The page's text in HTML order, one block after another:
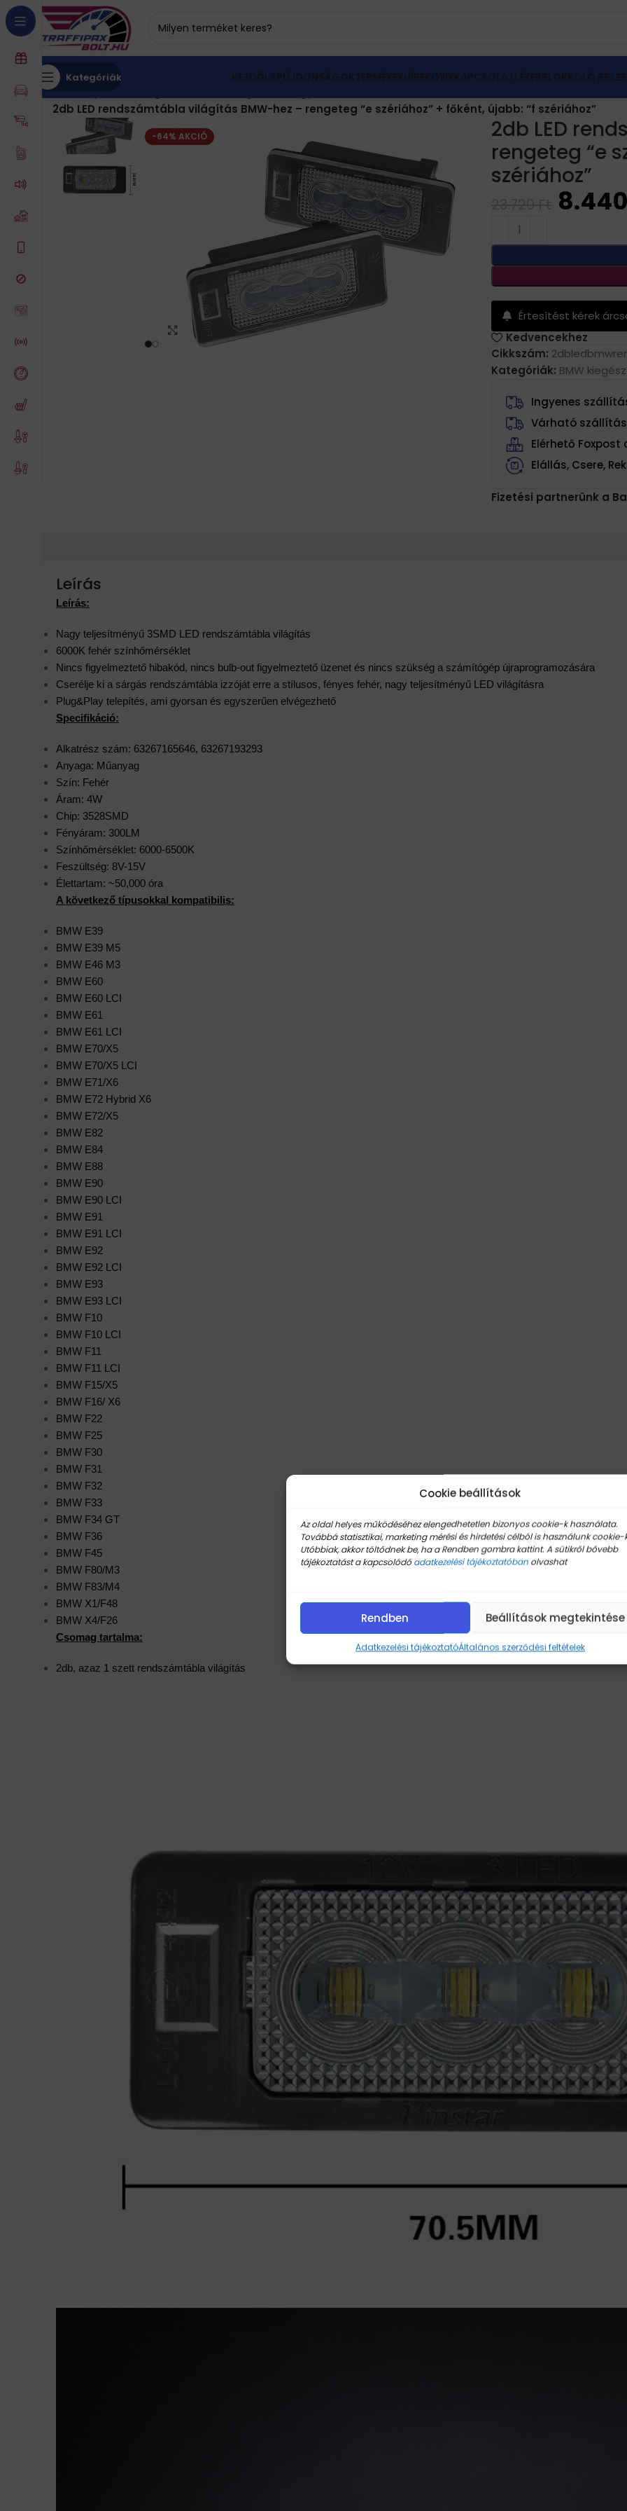
Cookie beállítások
Az oldal helyes működéséhez elengedhetetlen bizonyos cookie-k használata.
Továbbá statisztikai, marketing mérési és hirdetési célból is használunk cookie-
Utóbbiak, akkor töltődnek be, ha a Rendben gombra kattint. A sütikről bővebb
tájékoztatást a kapcsolódó adatkezelési tájékoztatóban olvashat
Rendben Beállítások megtekintése
Adatkezelési tájékoztatóÁltalános szerződési feltételek
Kategóriák KEZDŐLAPÚJDONSÁGOKTERMÉKEKHÍREKGYIKKAPCSOLATLÉZERBLOKKOLÓ
Kezdőlap
2db LED rendszámtábla világítás BMW-hez – rengeteg “e szériához” + főként, újabb: “f szériához”
-64% AKCIÓ
Click to enlarge
2db LED
rengeteg “e
szériához”
Értesítést kérek
Kedvencekhez
Cikkszám:
Kategóriák: BMW
Ingyenes
Várható
Elérhető
Elállás, Csere,
Fizetési partnerünk a
Leírás
Leírás:
Nagy teljesítményű 3SMD LED rendszámtábla világítás
6000K fehér színhőmérséklet
Nincs figyelmeztető hibakód, nincs bulb-out figyelmeztető üzenet és nincs szükség a számítógép újraprogramozására
Cserélje ki a sárgás rendszámtábla izzóját erre a stílusos, fényes fehér, nagy teljesítményű LED világításra
Plug&Play telepítés, ami gyorsan és egyszerűen elvégezhető
Specifikáció:
Alkatrész szám: 63267165646, 63267193293
Anyaga: Műanyag
Szín: Fehér
Áram: 4W
Chip: 3528SMD
Fényáram: 300LM
Színhőmérséklet: 6000-6500K
Feszültség: 8V-15V
Élettartam: ~50,000 óra
A következő típusokkal kompatibilis:
BMW E39
BMW E39 M5
BMW E46 M3
BMW E60
BMW E60 LCI
BMW E61
BMW E61 LCI
BMW E70/X5
BMW E70/X5 LCI
BMW E71/X6
BMW E72 Hybrid X6
BMW E72/X5
BMW E82
BMW E84
BMW E88
BMW E90
BMW E90 LCI
BMW E91
BMW E91 LCI
BMW E92
BMW E92 LCI
BMW E93
BMW E93 LCI
BMW F10
BMW F10 LCI
BMW F11
BMW F11 LCI
BMW F15/X5
BMW F16/ X6
BMW F22
BMW F25
BMW F30
BMW F31
BMW F32
BMW F33
BMW F34 GT
BMW F36
BMW F45
BMW F80/M3
BMW F83/M4
BMW X1/F48
BMW X4/F26
Csomag tartalma:
2db, azaz 1 szett rendszámtábla világítás